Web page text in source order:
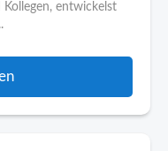
entwickelst